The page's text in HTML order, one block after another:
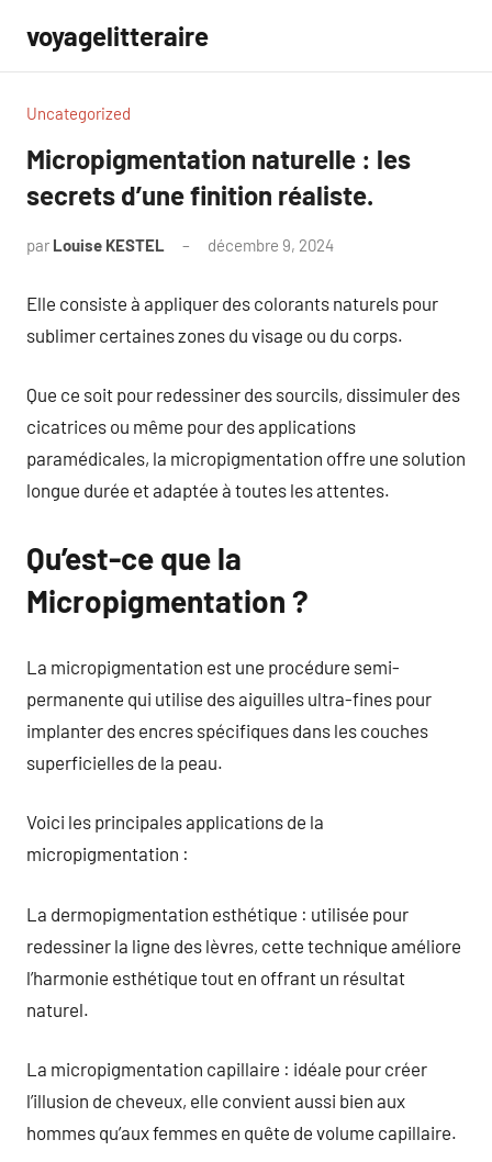
contenu
voyagelitteraire
Uncategorized
Micropigmentation naturelle : les
secrets d’une finition réaliste.
par Louise KESTEL décembre 9, 2024
Elle consiste à appliquer des colorants naturels pour
sublimer certaines zones du visage ou du corps.
Que ce soit pour redessiner des sourcils, dissimuler des
cicatrices ou même pour des applications
paramédicales, la micropigmentation offre une solution
longue durée et adaptée à toutes les attentes.
Qu’est-ce que la
Micropigmentation ?
La micropigmentation est une procédure semi-
permanente qui utilise des aiguilles ultra-fines pour
implanter des encres spécifiques dans les couches
superficielles de la peau.
Voici les principales applications de la
micropigmentation :
La dermopigmentation esthétique : utilisée pour
redessiner la ligne des lèvres, cette technique améliore
l’harmonie esthétique tout en offrant un résultat
naturel.
La micropigmentation capillaire : idéale pour créer
l’illusion de cheveux, elle convient aussi bien aux
hommes qu’aux femmes en quête de volume capillaire.